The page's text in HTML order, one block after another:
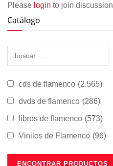
Please login to join discussion
Catálogo
cds de flamenco (2.565)
dvds de flamenco (286)
libros de flamenco (573)
Vinilos de Flamenco (96)